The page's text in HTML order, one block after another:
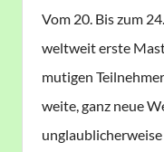
Vom 20. Bis zum
weltweit erste
mutigen
weite, ganz neue